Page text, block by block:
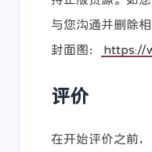
与您沟通并删除
封面图：
https://
评价
在开始评价之前